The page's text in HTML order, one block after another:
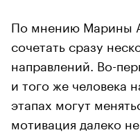
По мнению Марины
сочетать сразу
направлений. Во-
и того же человека
этапах могут
мотивация далеко